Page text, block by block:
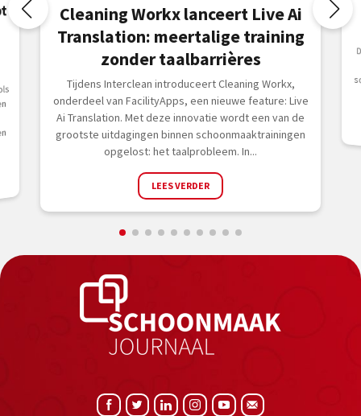
Cleaning Workx lanceert Live Ai
Translation: meertalige training
zonder taalbarrières
Tijdens Interclean introduceert Cleaning Workx,
onderdeel van FacilityApps, een nieuwe feature: Live
Ai Translation. Met deze innovatie wordt een van de
grootste uitdagingen binnen schoonmaaktrainingen
opgelost: het taalprobleem. In...
LEES VERDER